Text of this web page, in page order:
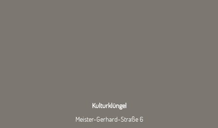
Kulturklüngel
Meister-Gerhard-Straße 6